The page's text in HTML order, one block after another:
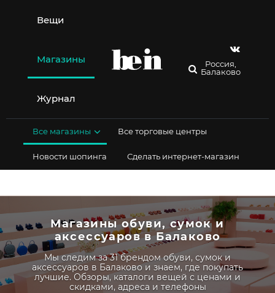
содержимому
Вещи
Магазины
Журнал
Россия,
Балаково
Все магазины Все торговые центры
Новости шопинга Сделать интернет-магазин
Магазины обуви, сумок и
аксессуаров в Балаково
Мы следим за 31 брендом обуви, сумок и
аксессуаров в Балаково и знаем, где покупать
лучшие. Обзоры, каталоги вещей с ценами и
скидками, адреса и телефоны